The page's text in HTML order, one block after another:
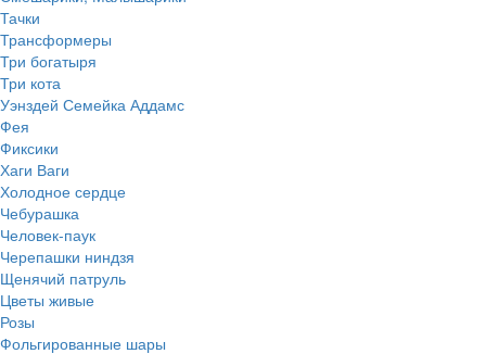
Тачки
Трансформеры
Три богатыря
Три кота
Уэнздей Семейка Аддамс
Фея
Фиксики
Хаги Ваги
Холодное сердце
Чебурашка
Человек-паук
Черепашки ниндзя
Щенячий патруль
Цветы живые
Розы
Фольгированные шары